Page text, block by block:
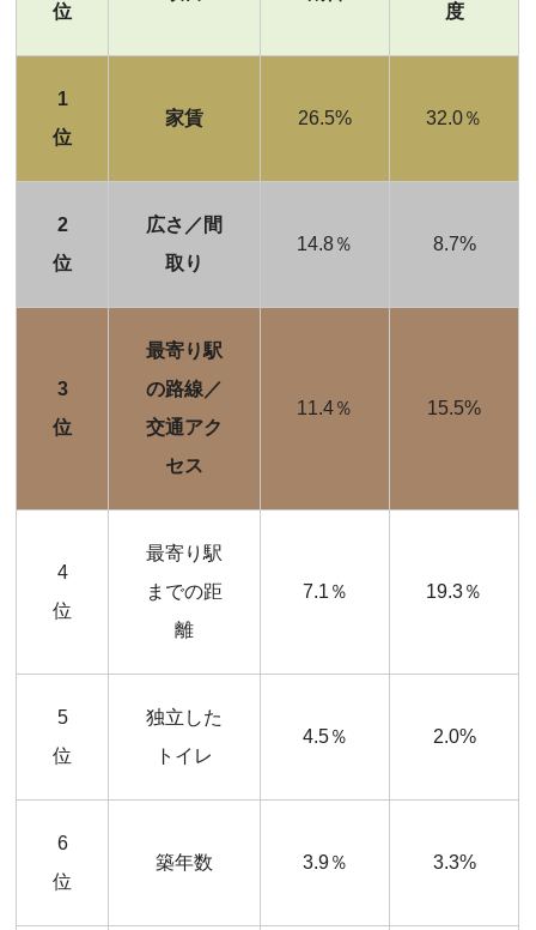
位
度
1
位
家賃 26.5% 32.0％
2
位
広さ／間
取り
14.8％ 8.7%
3
位
最寄り駅
の路線／
交通アク
セス
11.4％ 15.5%
4
位
最寄り駅
までの距
離
7.1％ 19.3％
5
位
独立した
トイレ
4.5％ 2.0%
6
位
築年数 3.9％ 3.3%